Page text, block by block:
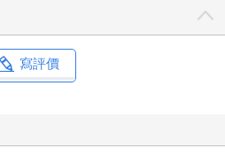
多久才有機會去台北，那時的我們
下了花蓮縣的代表權時，大家滿心
北吃麥當勞。
例行賽都是在這裡舉行，從電視上
寫評價